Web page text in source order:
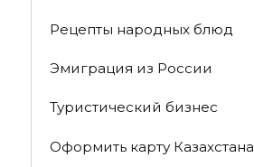
Рецепты народных блюд
Эмиграция из России
Туристический бизнес
Оформить карту Казахстана